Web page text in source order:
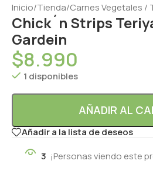
Inicio/Tienda/Carnes Vegetales /
Chick´n Strips
Gardein
$8.990
1 disponibles
AÑADIR AL
Añadir a la lista de deseos
3 ¡Personas viendo este